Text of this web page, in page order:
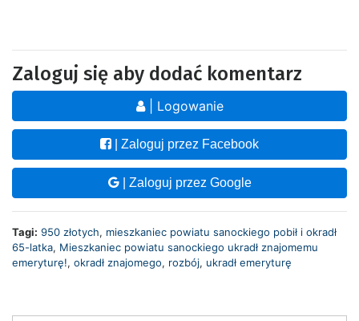
Zaloguj się aby dodać komentarz
| Logowanie
| Zaloguj przez Facebook
| Zaloguj przez Google
Tagi: 950 złotych, mieszkaniec powiatu sanockiego pobił i okradł
65-latka, Mieszkaniec powiatu sanockiego ukradł znajomemu
emeryturę!, okradł znajomego, rozbój, ukradł emeryturę